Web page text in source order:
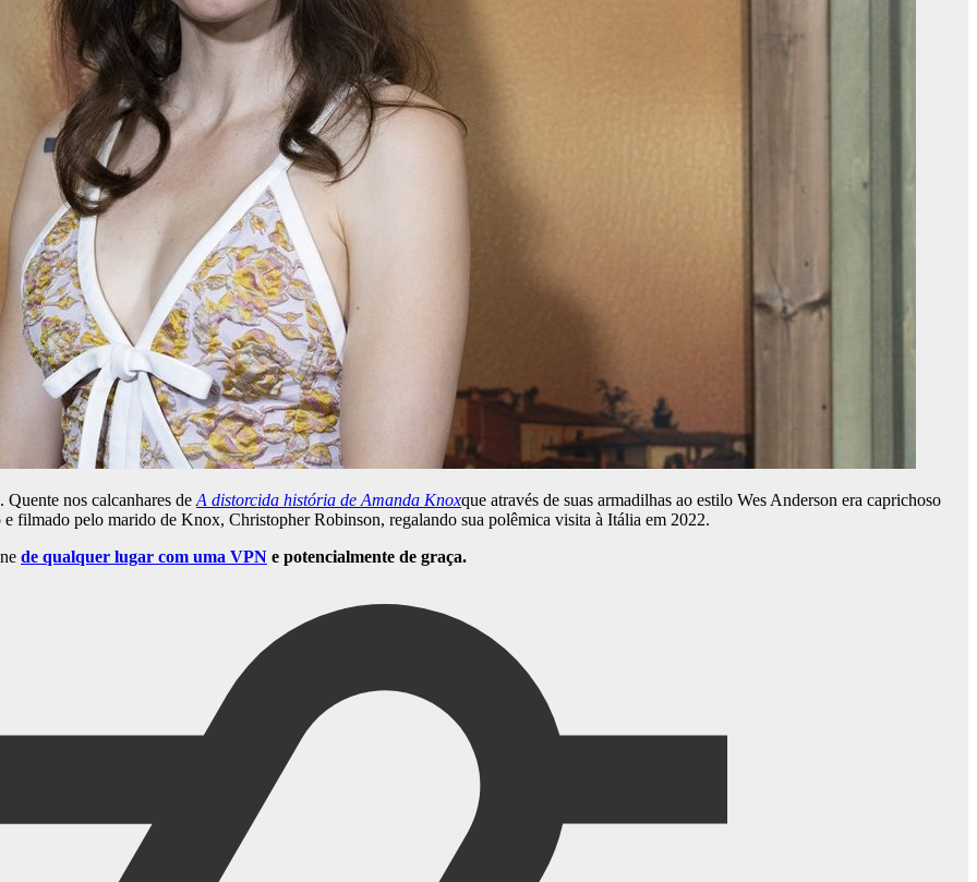
Quente nos calcanhares deA distorcida história de Amanda Knoxque através de suas armadilhas ao estilo Wes Anderson era caprichoso
filmado pelo marido de Knox, Christopher Robinson, regalando sua polêmica visita à Itália em 2022.
de qualquer lugar com uma VPN e potencialmente de graça.